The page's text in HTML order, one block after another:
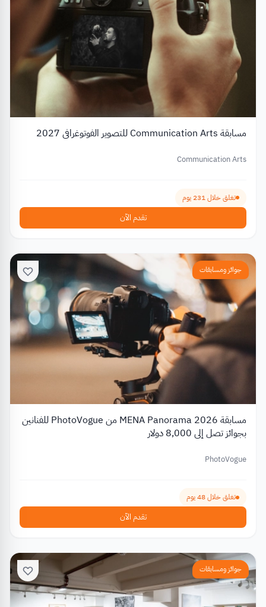
مسابقة Communication Arts للتصوير الفوتوغرافي 2027
Communication Arts
تغلق خلال 231 يوم
تقدم الآن
جوائز ومسابقات
مسابقة MENA Panorama 2026 من PhotoVogue للفنانين
بجوائز تصل إلى 8,000 دولار
PhotoVogue
تغلق خلال 48 يوم
تقدم الآن
جوائز ومسابقات